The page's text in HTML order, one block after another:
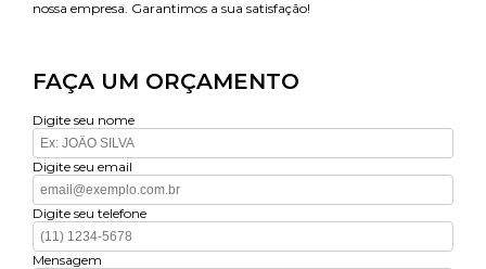
nossa empresa. Garantimos a sua satisfação!
FAÇA UM ORÇAMENTO
Digite seu nome
Digite seu email
Digite seu telefone
Mensagem